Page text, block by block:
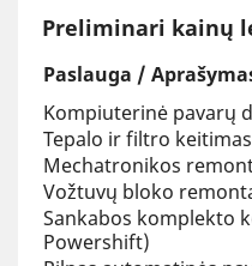
Preliminari kainų
Paslauga /
Kompiuterinė pavarų
Tepalo ir filtro keitimas
Mechatronikos
Vožtuvų bloko
Sankabos komplekto
Powershift)